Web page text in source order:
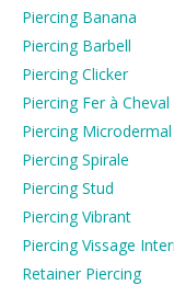
Piercing Banana
Piercing Barbell
Piercing Clicker
Piercing Fer à Cheval
Piercing Microdermal
Piercing Spirale
Piercing Stud
Piercing Vibrant
Piercing Vissage
Retainer Piercing